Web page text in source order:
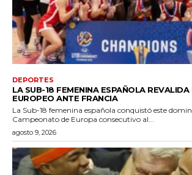
DEPORTES
LA SUB-18 FEMENINA ESPAÑOLA REVALIDA
EUROPEO ANTE FRANCIA
La Sub-18 femenina española conquistó este
Campeonato de Europa consecutivo al...
agosto 9, 2026